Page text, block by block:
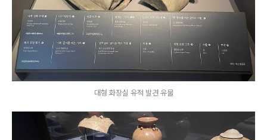
대형 화장실 유적 발견 유물